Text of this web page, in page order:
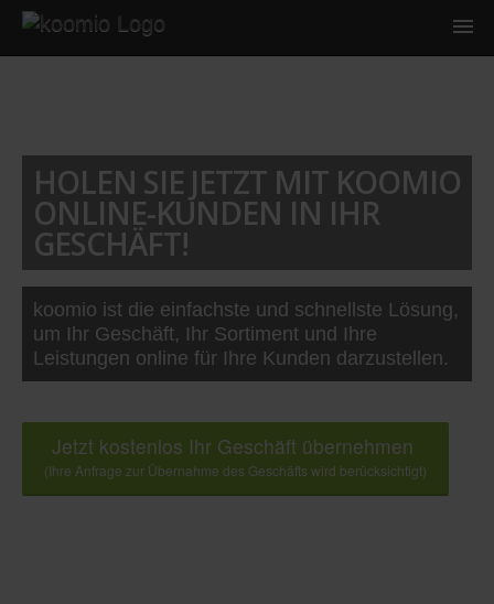
HOLEN SIE JETZT MIT KOOMIO
ONLINE-KUNDEN IN IHR
GESCHÄFT!
koomio ist die einfachste und schnellste Lösung,
um Ihr Geschäft, Ihr Sortiment und Ihre
Leistungen online für Ihre Kunden darzustellen.
Jetzt kostenlos Ihr Geschäft übernehmen
(Ihre Anfrage zur Übernahme des Geschäfts wird berücksichtigt)